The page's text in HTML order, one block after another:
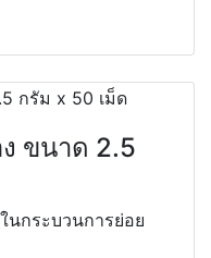
ขนาด 2.5
นกระบวนการย่อย